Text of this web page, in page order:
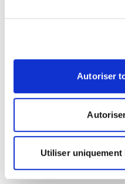
Autoriser
Utiliser uniquement